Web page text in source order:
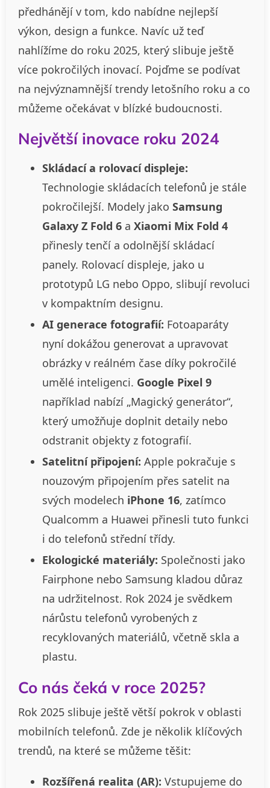
předhánějí v tom, kdo nabídne nejlepší
výkon, design a funkce. Navíc už teď
nahlížíme do roku 2025, který slibuje ještě
více pokročilých inovací. Pojďme se podívat
na nejvýznamnější trendy letošního roku a co
můžeme očekávat v blízké budoucnosti.
Největší inovace roku 2024
Skládací a rolovací displeje:
Technologie skládacích telefonů je stále
pokročilejší. Modely jako Samsung
Galaxy Z Fold 6 a Xiaomi Mix Fold 4
přinesly tenčí a odolnější skládací
panely. Rolovací displeje, jako u
prototypů LG nebo Oppo, slibují revoluci
v kompaktním designu.
AI generace fotografií: Fotoaparáty
nyní dokážou generovat a upravovat
obrázky v reálném čase díky pokročilé
umělé inteligenci. Google Pixel 9
například nabízí „Magický generátor“,
který umožňuje doplnit detaily nebo
odstranit objekty z fotografií.
Satelitní připojení: Apple pokračuje s
nouzovým připojením přes satelit na
svých modelech iPhone 16, zatímco
Qualcomm a Huawei přinesli tuto funkci
i do telefonů střední třídy.
Ekologické materiály: Společnosti jako
Fairphone nebo Samsung kladou důraz
na udržitelnost. Rok 2024 je svědkem
nárůstu telefonů vyrobených z
recyklovaných materiálů, včetně skla a
plastu.
Co nás čeká v roce 2025?
Rok 2025 slibuje ještě větší pokrok v oblasti
mobilních telefonů. Zde je několik klíčových
trendů, na které se můžeme těšit:
Rozšířená realita (AR): Vstupujeme do